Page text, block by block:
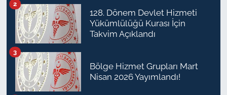
128. Dönem Devlet Hizmeti
Yükümlülüğü Kurası İçin
Takvim Açıklandı
2
Bölge Hizmet Grupları Mart
Nisan 2026 Yayımlandı!
3